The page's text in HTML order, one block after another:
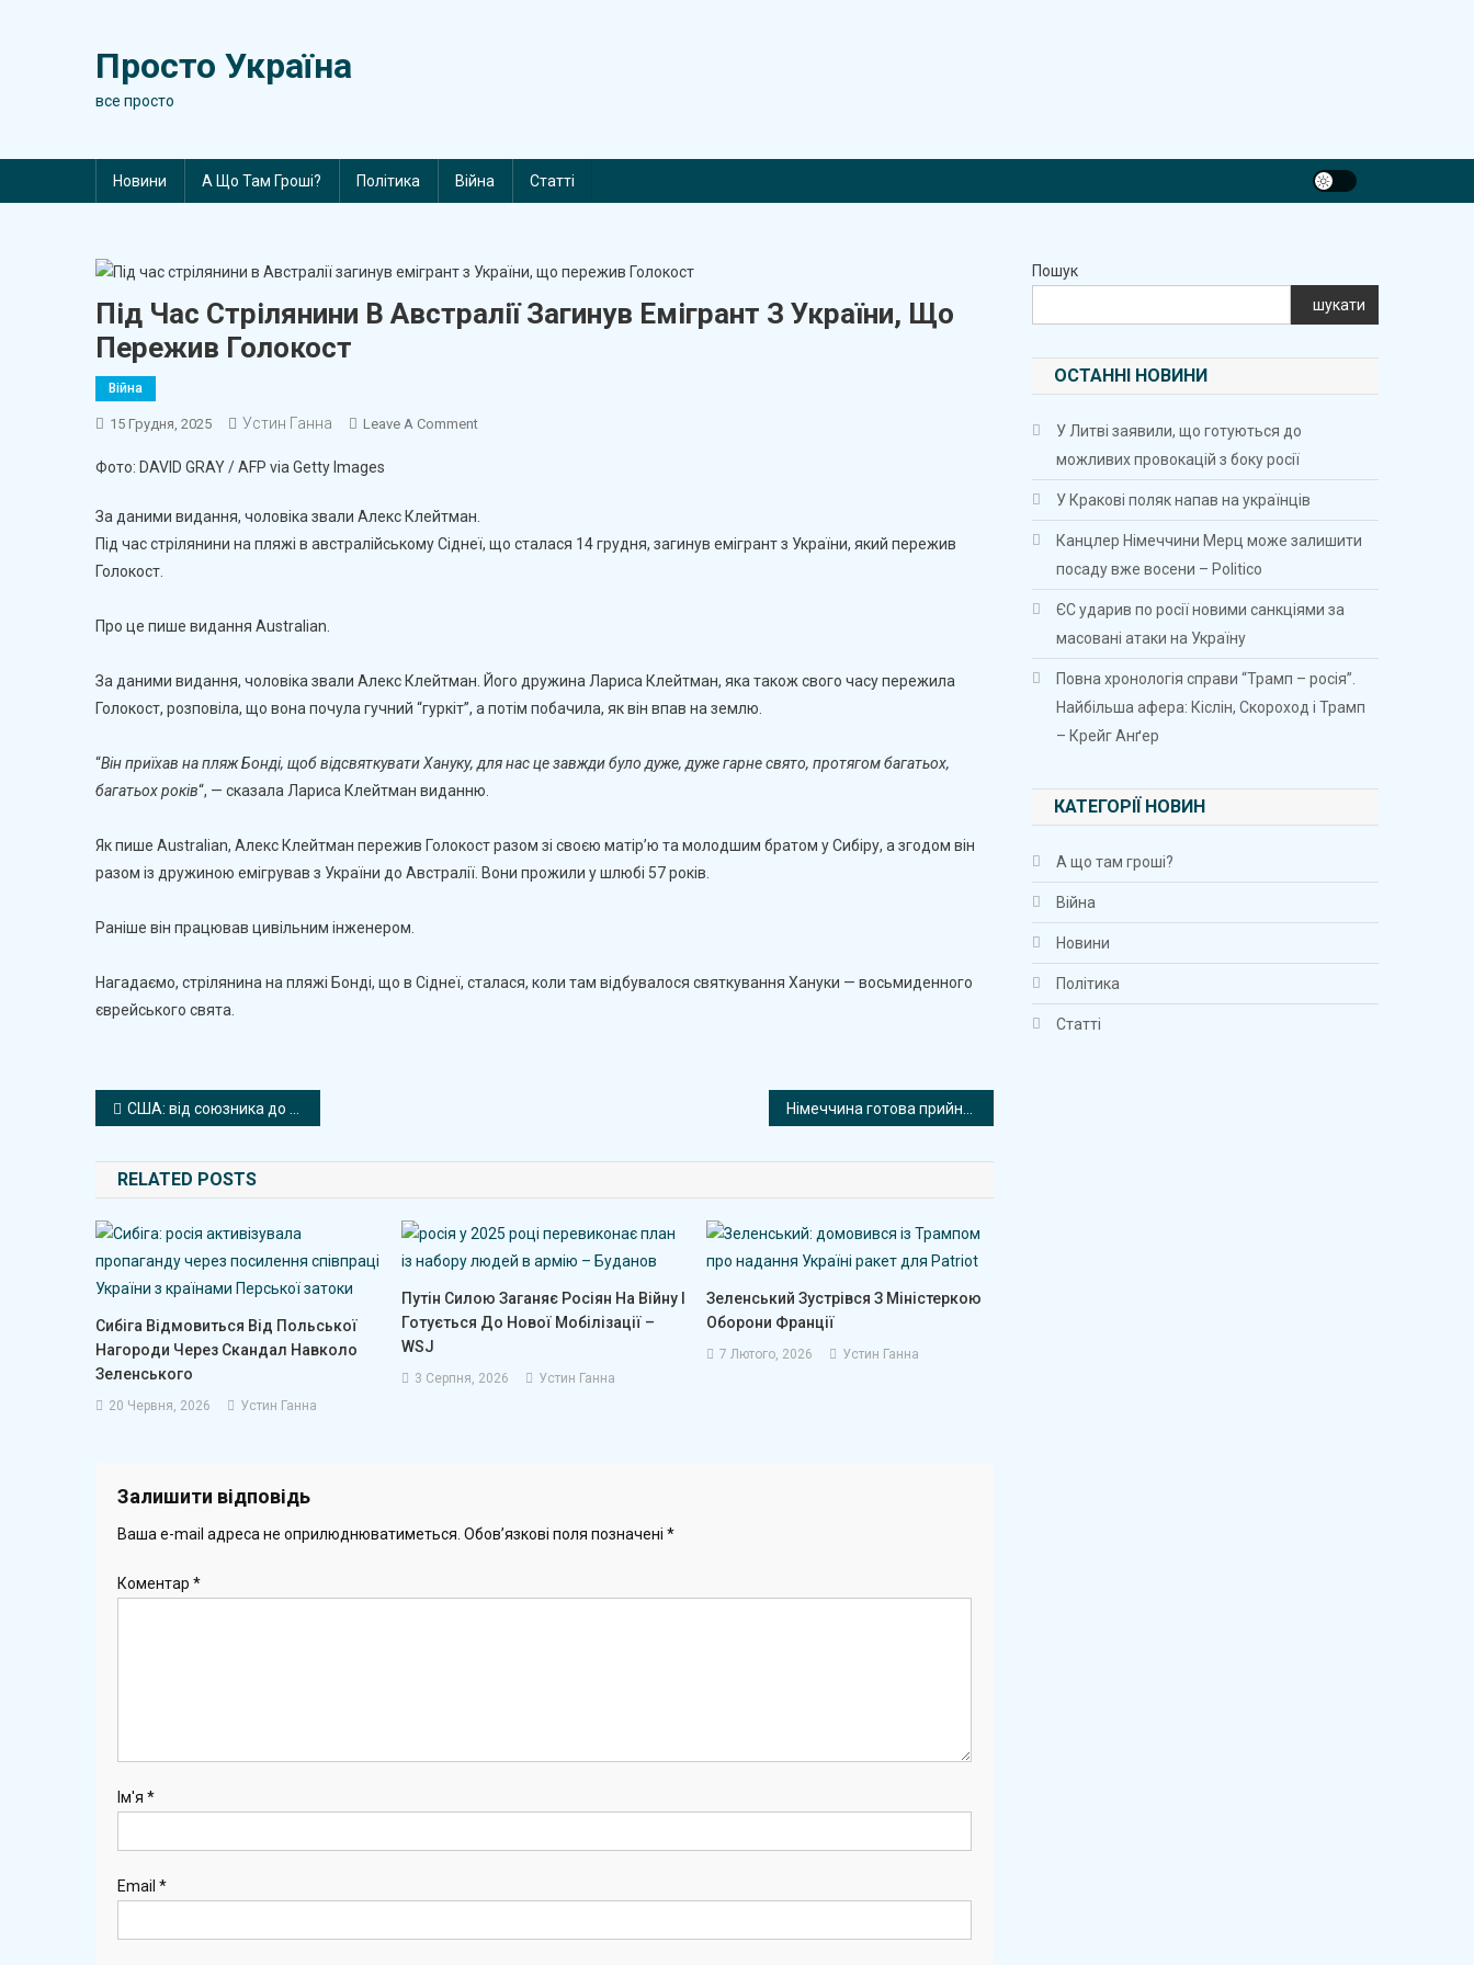
Просто Україна
все просто
Новини А Що Там Гроші? Політика Війна Статті
Під Час Стрілянини В Австралії Загинув Емігрант З України, Що
Пережив Голокост
Війна
15 Грудня, 2025 Устин Ганна Leave A CommentOn
В
Австралії
Що
Пережив
Фото: DAVID GRAY / AFP via Getty Images
За даними видання, чоловіка звали Алекс Клейтман.
Під час стрілянини на пляжі в австралійському Сіднеї, що сталася 14 грудня, загинув емігрант з України, який пережив
Голокост.
Про це пише видання Australian.
За даними видання, чоловіка звали Алекс Клейтман. Його дружина Лариса Клейтман, яка також свого часу пережила
Голокост, розповіла, що вона почула гучний “гуркіт”, а потім побачила, як він впав на землю.
“Він приїхав на пляж Бонді, щоб відсвяткувати Хануку, для нас це завжди було дуже, дуже гарне свято, протягом багатьох,
багатьох років“, — сказала Лариса Клейтман виданню.
Як пише Australian, Алекс Клейтман пережив Голокост разом зі своєю матір’ю та молодшим братом у Сибіру, а згодом він
разом із дружиною емігрував з України до Австралії. Вони прожили у шлюбі 57 років.
Раніше він працював цивільним інженером.
Нагадаємо, стрілянина на пляжі Бонді, що в Сіднеї, сталася, коли там відбувалося святкування Хануки — восьмиденного
єврейського свята.
Навігація
записів
США: від союзника до ворога ліберальної демократії Європи. Адміністрація США фактично діє в інтересах росії – Філліпс О’Брайен
RELATED POSTS
Сибіга Відмовиться Від Польської
Нагороди Через Скандал Навколо
Зеленського
20 Червня, 2026 Устин Ганна
Путін Силою Заганяє Росіян На Війну І
Готується До Нової Мобілізації –
WSJ
3 Серпня, 2026 Устин Ганна
Зеленський Зустрівся З Міністеркою
Оборони Франції
7 Лютого, 2026 Устин Ганна
Залишити відповідь
Ваша e-mail адреса не оприлюднюватиметься. Обов’язкові поля позначені *
Коментар *
Ім'я *
Email *
Пошук
шукати
ОСТАННІ НОВИНИ
У Литві заявили, що готуються до
можливих провокацій з боку росії
У Кракові поляк напав на українців
Канцлер Німеччини Мерц може залишити
посаду вже восени – Politico
ЄС ударив по росії новими санкціями за
масовані атаки на Україну
Повна хронологія справи “Трамп – росія”.
Найбільша афера: Кіслін, Скороход і Трамп
– Крейг Анґер
КАТЕГОРІЇ НОВИН
А що там гроші?
Війна
Новини
Політика
Статті